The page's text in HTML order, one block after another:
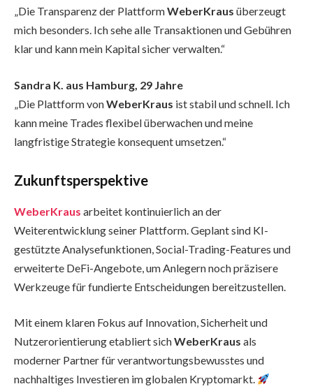
„Die Transparenz der PlattformWeberKraus überzeugt
mich besonders. Ich sehe alle Transaktionen und Gebühren
klar und kann mein Kapital sicher verwalten.“
Sandra K. aus Hamburg, 29 Jahre
„Die Plattform vonWeberKraus ist stabil und schnell. Ich
kann meine Trades flexibel überwachen und meine
langfristige Strategie konsequent umsetzen.“
Zukunftsperspektive
WeberKraus arbeitet kontinuierlich an der
Weiterentwicklung seiner Plattform. Geplant sind KI-
gestützte Analysefunktionen, Social-Trading-Features und
erweiterte DeFi-Angebote, um Anlegern noch präzisere
Werkzeuge für fundierte Entscheidungen bereitzustellen.
Mit einem klaren Fokus auf Innovation, Sicherheit und
Nutzerorientierung etabliert sichWeberKraus als
moderner Partner für verantwortungsbewusstes und
nachhaltiges Investieren im globalen Kryptomarkt.